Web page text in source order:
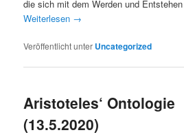
die sich mit dem Werden und
Weiterlesen →
Veröffentlicht unter Uncategorized
Aristoteles‘ Ontologie
(13.5.2020)